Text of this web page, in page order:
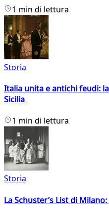
1 min di lettura
Storia
Italia unita e antichi feudi:
Sicilia
1 min di lettura
Storia
La Schuster’s List di